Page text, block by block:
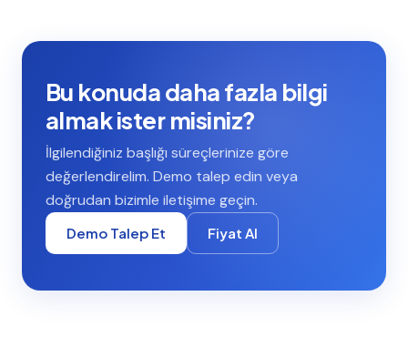
Bu konuda daha fazla bilgi
almak ister misiniz?
İlgilendiğiniz başlığı süreçlerinize göre
değerlendirelim. Demo talep edin veya
doğrudan bizimle iletişime geçin.
Demo Talep Et Fiyat Al